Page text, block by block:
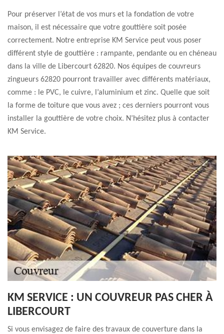
Pour préserver l’état de vos murs et la fondation de votre
maison, il est nécessaire que votre gouttière soit posée
correctement. Notre entreprise KM Service peut vous poser
différent style de gouttière : rampante, pendante ou en chéneau
dans la ville de Libercourt 62820. Nos équipes de couvreurs
zingueurs 62820 pourront travailler avec différents matériaux,
comme : le PVC, le cuivre, l’aluminium et zinc. Quelle que soit
la forme de toiture que vous avez ; ces derniers pourront vous
installer la gouttière de votre choix. N’hésitez plus à contacter
KM Service.
KM SERVICE : UN COUVREUR PAS CHER À
LIBERCOURT
Si vous envisagez de faire des travaux de couverture dans la